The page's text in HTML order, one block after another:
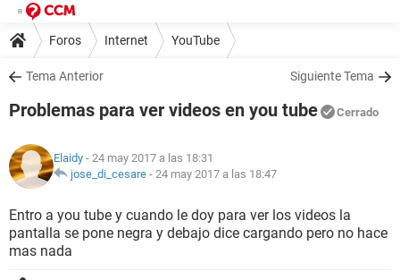
Foros Internet YouTube
Tema Anterior Siguiente Tema
Problemas para ver videos en you tube Cerrado
Elaidy - 24 may 2017 a las 18:31
jose_di_cesare - 24 may 2017 a las 18:47
Entro a you tube y cuando le doy para ver los videos la
pantalla se pone negra y debajo dice cargando pero no hace
mas nada